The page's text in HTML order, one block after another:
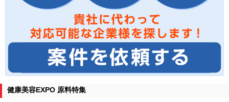
健康美容EXPO 原料特集